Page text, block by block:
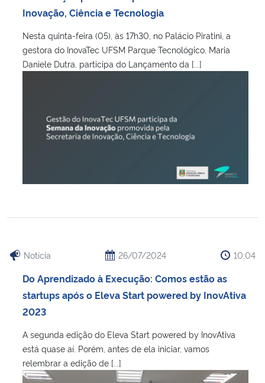
Inovação, Ciência e Tecnologia
Nesta quinta-feira (05), às 17h30, no Palácio Piratini, a
gestora do InovaTec UFSM Parque Tecnológico, Maria
Daniele Dutra, participa do Lançamento da [...]
Notícia 26/07/2024 10:04
Do Aprendizado à Execução: Comos estão as
startups após o Eleva Start powered by InovAtiva
2023
A segunda edição do Eleva Start powered by InovAtiva
está quase aí. Porém, antes de ela iniciar, vamos
relembrar a edição de [...]